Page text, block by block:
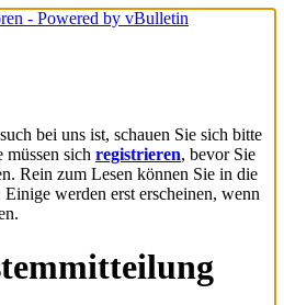
bei uns ist, schauen Sie sich bitte
müssen sich registrieren, bevor Sie
Rein zum Lesen können Sie in die
werden erst erscheinen, wenn